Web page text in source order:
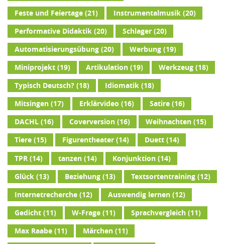
Feste und Feiertage(21) Instrumentalmusik(20)
Performative Didaktik(20) Schlager(20)
Automatisierungsübung(20) Werbung(19)
Miniprojekt(19) Artikulation(19) Werkzeug(18)
Typisch Deutsch?(18) Idiomatik(18)
Mitsingen(17) Erklärvideo (16) Satire(16)
DACHL(16) Coverversion(16) Weihnachten(15)
Tiere(15) Figurentheater(14) Duett(14)
TPR(14) tanzen(14) Konjunktion(14)
Glück(13) Beziehung(13) Textsortentraining(12)
Internetrecherche(12) Auswendig lernen(12)
Gedicht(11) W-Frage(11) Sprachvergleich(11)
Max Raabe(11) Märchen(11)